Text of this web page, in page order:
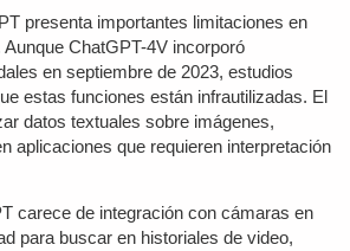
presenta importantes limitaciones en
ChatGPT-4V incorporó
en septiembre de 2023, estudios
estas funciones están infrautilizadas. El
datos textuales sobre imágenes,
aplicaciones que requieren interpretación
carece de integración con cámaras en
para buscar en historiales de video,